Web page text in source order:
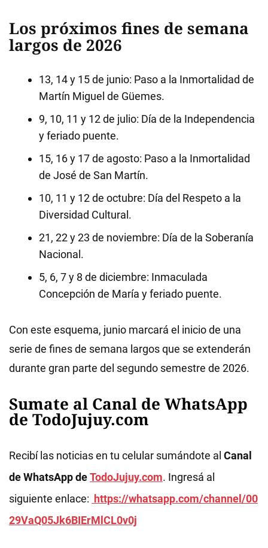
Los próximos fines de semana
largos de 2026
13, 14 y 15 de junio: Paso a la Inmortalidad de
Martín Miguel de Güemes.
9, 10, 11 y 12 de julio: Día de la Independencia
y feriado puente.
15, 16 y 17 de agosto: Paso a la Inmortalidad
de José de San Martín.
10, 11 y 12 de octubre: Día del Respeto a la
Diversidad Cultural.
21, 22 y 23 de noviembre: Día de la Soberanía
Nacional.
5, 6, 7 y 8 de diciembre: Inmaculada
Concepción de María y feriado puente.
Con este esquema, junio marcará el inicio de una
serie de fines de semana largos que se extenderán
durante gran parte del segundo semestre de 2026.
Sumate al Canal de WhatsApp
de TodoJujuy.com
Recibí las noticias en tu celular sumándote al Canal
de WhatsApp deTodoJujuy.com. Ingresá al
siguiente enlace: https://whatsapp.com/channel/00
29VaQ05Jk6BIErMlCL0v0j